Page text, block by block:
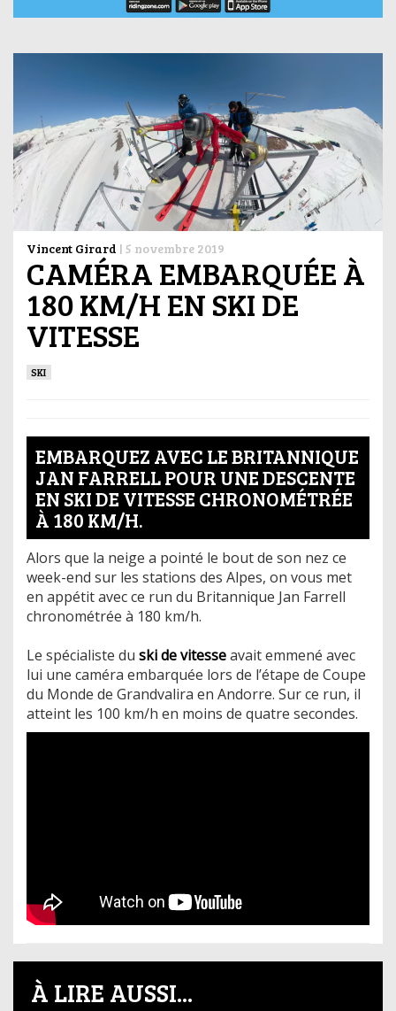
Vincent Girard | 5 novembre 2019
CAMÉRA EMBARQUÉE À
180 KM/H EN SKI DE
VITESSE
SKI
EMBARQUEZ AVEC LE BRITANNIQUE
JAN FARRELL POUR UNE DESCENTE
EN SKI DE VITESSE CHRONOMÉTRÉE
À 180 KM/H.
Alors que la neige a pointé le bout de son nez ce
week-end sur les stations des Alpes, on vous met
en appétit avec ce run du Britannique Jan Farrell
chronométrée à 180 km/h.
Le spécialiste du ski de vitesseavait emmené avec
lui une caméra embarquée lors de l’étape de Coupe
du Monde de Grandvalira en Andorre. Sur ce run, il
atteint les 100 km/h en moins de quatre secondes.
À LIRE AUSSI...